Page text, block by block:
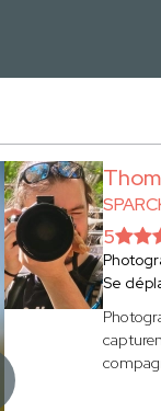
5
Se